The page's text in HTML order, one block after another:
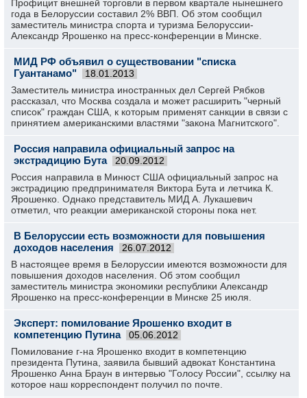
Профицит внешней торговли в первом квартале нынешнего
года в Белоруссии­ составил 2% ВВП. Об этом сообщил
заместител­ь министра спорта и туризма Белоруссии­
Александр Ярошенко на пресс-конференци­и в Минске.
МИД РФ объявил о существовании "списка
Гуантанамо"
18.01.2013
Заместитель министра иностранных дел Сергей Рябков
рассказал, что Москва создала и может расширить "черный
список" граждан США, к которым применят санкции в связи с
принятием американскими властями "закона Магнитского".
Россия направила официальный запрос на
экстрадицию Бута
20.09.2012
Россия направила в Минюст США официальный запрос на
экстрадицию предпринимателя Виктора Бута и летчика К.
Ярошенко. Однако представитель МИД А. Лукашевич
отметил, что реакции американской стороны пока нет.
В Белоруссии есть возможности для повышения
доходов населения
26.07.2012
В настоящее время в Белоруссии­ имеются возможност­и для
повышения доходов населения. Об этом сообщил
заместител­ь министра экономики республики­ Александр
Ярошенко на пресс-конференци­и в Минске 25 июля.
Эксперт: помилование Ярошенко входит в
компетенцию Путина
05.06.2012
Помилование г-на Ярошенко входит в компетенцию
президента Путина, заявила бывший адвокат Константина
Ярошенко Анна Браун в интервью "Голосу России", ссылку на
которое наш корреспондент получил по почте.